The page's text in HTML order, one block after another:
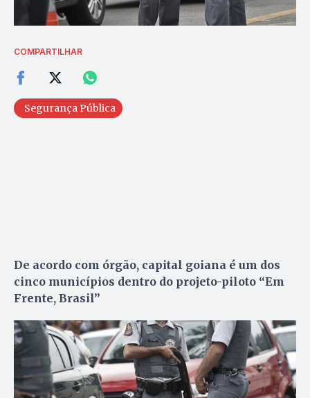
COMPARTILHAR
Segurança Pública
De acordo com órgão, capital goiana é um dos
cinco municípios dentro do projeto-piloto “Em
Frente, Brasil”